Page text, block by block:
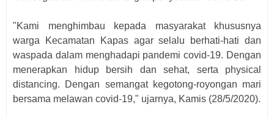
"Kami menghimbau kepada masyarakat khususnya
warga Kecamatan Kapas agar selalu berhati-hati dan
waspada dalam menghadapi pandemi covid-19. Dengan
menerapkan hidup bersih dan sehat, serta physical
distancing. Dengan semangat kegotong-royongan mari
bersama melawan covid-19," ujarnya, Kamis (28/5/2020).